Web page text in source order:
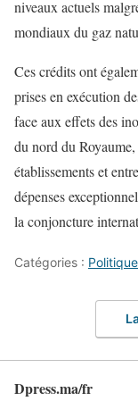
niveaux actuels
mondiaux du gaz
Ces crédits ont
prises en exécution
face aux effets des
du nord du
établissements et
dépenses
la conjoncture
Catégories :
Dpress.ma/fr